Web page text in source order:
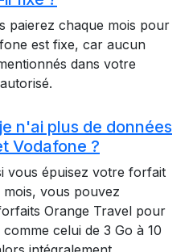
paierez chaque mois pour
est fixe, car aucun
dans votre
n'ai plus de données
Vodafone ?
vous épuisez votre forfait
vous pouvez
Orange Travel pour
celui de 3 Go à 10